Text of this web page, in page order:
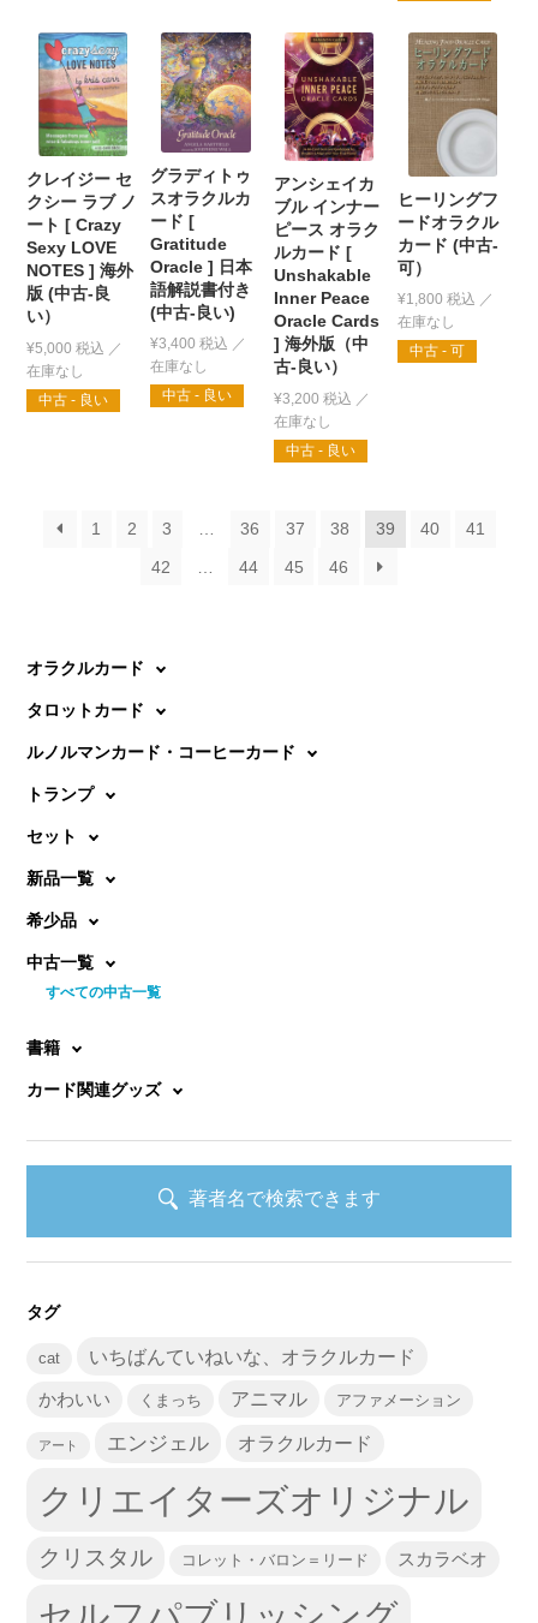
クレイジー セ
クシー ラブ ノ
ート [ Crazy
Sexy LOVE
NOTES ] 海外
版 (中古-良
い）
¥5,000 税込
中古 - 良い
グラディトゥ
スオラクルカ
ード [
Gratitude
Oracle ] 日本
語解説書付き
(中古-良い)
¥3,400 税込
中古 - 良い
アンシェイカ
ブル インナー
ピース オラク
ルカード [
Unshakable
Inner Peace
Oracle Cards
] 海外版（中
古-良い）
¥3,200 税込
中古 - 良い
ヒーリングフ
ードオラクル
カード (中古-
可）
¥1,800 税込
中古 - 可
1 2 3 … 36 37 38 39 40
41
42
44 45 46
オラクルカード
タロットカード
ルノルマンカード・コーヒーカード
トランプ
セット
新品一覧
希少品
中古一覧
すべての中古一覧
書籍
カード関連グッズ
著者名で検索できます
タグ
cat いちばんていねいな、オラクルカード
かわいい くまっち アニマル アファメーション
アート エンジェル オラクルカード
クリエイターズオリジナル
クリスタル コレット・バロン＝リード スカラベオ